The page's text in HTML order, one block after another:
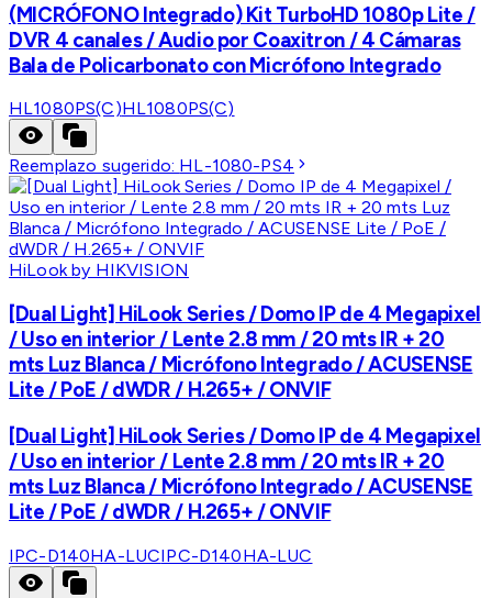
(MICRÓFONO Integrado) Kit TurboHD 1080p Lite /
DVR 4 canales / Audio por Coaxitron / 4 Cámaras
Bala de Policarbonato con Micrófono Integrado
HL1080PS(C)HL1080PS(C)
Reemplazo sugerido: HL-1080-PS4
HiLook by HIKVISION
[Dual Light] HiLook Series / Domo IP de 4 Megapixel
/ Uso en interior / Lente 2.8 mm / 20 mts IR + 20
mts Luz Blanca / Micrófono Integrado / ACUSENSE
Lite / PoE / dWDR / H.265+ / ONVIF
[Dual Light] HiLook Series / Domo IP de 4 Megapixel
/ Uso en interior / Lente 2.8 mm / 20 mts IR + 20
mts Luz Blanca / Micrófono Integrado / ACUSENSE
Lite / PoE / dWDR / H.265+ / ONVIF
IPC-D140HA-LUCIPC-D140HA-LUC